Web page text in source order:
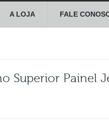
A LOJA FALE
Superior Painel